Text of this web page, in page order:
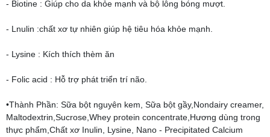
- Biotine : Giúp cho da khỏe mạnh và bộ lông bóng mượt.
- Lnulin :chất xơ tự nhiên giúp hệ tiêu hóa khỏe mạnh.
- Lysine : Kích thích thèm ăn
- Folic acid : Hỗ trợ phát triển trí não.
•Thành Phần: Sữa bột nguyên kem, Sữa bột gầy,Nondairy creamer,
Maltodextrin,Sucrose,Whey protein concentrate,Hương dùng trong
thực phẩm,Chất xơ Inulin, Lysine, Nano - Precipitated Calcium